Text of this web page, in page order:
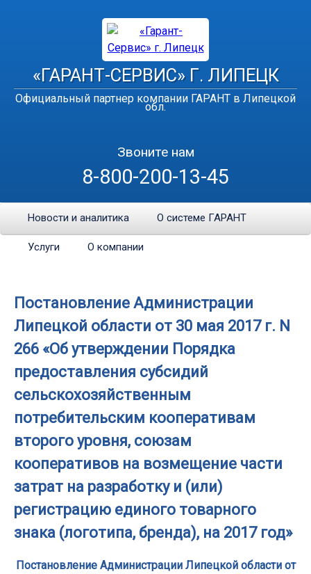
«ГАРАНТ-СЕРВИС» Г. ЛИПЕЦК
Официальный партнер компании ГАРАНТ в Липецкой
обл.
Звоните нам
8-800-200-13-45
Новости и аналитика О системе ГАРАНТ
Услуги О компании
Постановление Администрации
Липецкой области от 30 мая 2017 г. N
266 «Об утверждении Порядка
предоставления субсидий
сельскохозяйственным
потребительским кооперативам
второго уровня, союзам
кооперативов на возмещение части
затрат на разработку и (или)
регистрацию единого товарного
знака (логотипа, бренда), на 2017 год»
Постановление Администрации Липецкой области от